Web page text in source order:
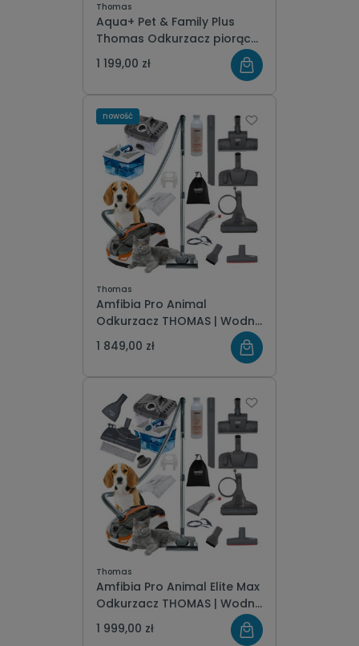
Thomas
Aqua+ Pet & Family Plus
Thomas Odkurzacz piorący
z turboszczotką
1 199,00 zł
Thomas
Amfibia Pro Animal
Odkurzacz THOMAS | Wodny
+ Piorący | Sierść Psa Kota
for pet
1 849,00 zł
nowość
Thomas
Amfibia Pro Animal Elite Max
Odkurzacz THOMAS | Wodny
+ Piorący | Sierść Psa Kota
for pet
1 999,00 zł